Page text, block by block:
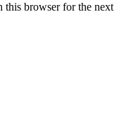
this browser for the next